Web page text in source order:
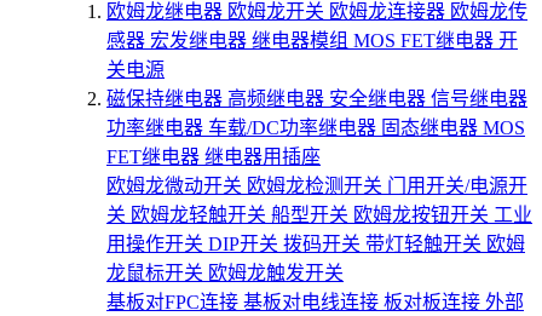
欧姆龙继电器 欧姆龙开关 欧姆龙连接器 欧姆龙传
感器 宏发继电器 继电器模组 MOS FET继电器 开
关电源
磁保持继电器 高频继电器 安全继电器 信号继电器
功率继电器 车载/DC功率继电器 固态继电器 MOS
FET继电器 继电器用插座
欧姆龙微动开关 欧姆龙检测开关 门用开关/电源开
关 欧姆龙轻触开关 船型开关 欧姆龙按钮开关 工业
用操作开关 DIP开关 拨码开关 带灯轻触开关 欧姆
龙鼠标开关 欧姆龙触发开关
基板对FPC连接 基板对电线连接 板对板连接 外部